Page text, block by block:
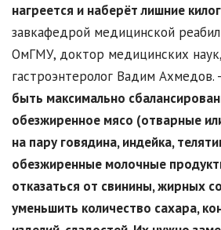
нагреется и наберёт лишние
завкафедрой медицинской
ОмГМУ, доктор медицинских
гастроэнтеролог Вадим Ахмедов. -
быть максимально
обезжиренное мясо (отварные
на пару говядина, индейка,
обезжиренные молочные
отказаться от свинины, жирных
уменьшить количество сахара,